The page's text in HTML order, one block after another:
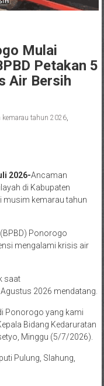
Mulai
Petakan 5
Air Bersih
tahun 2026,
2026-Ancaman
di Kabupaten
musim kemarau tahun
Ponorogo
mengalami krisis air
saat
2026 mendatang.
Ponorogo yang kami
Bidang Kedaruratan
Minggu (5/7/2026).
Pulung, Slahung,